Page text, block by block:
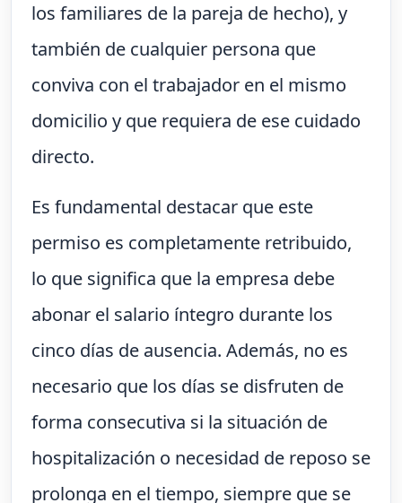
los familiares de la pareja de hecho), y
también de cualquier persona que
conviva con el trabajador en el mismo
domicilio y que requiera de ese cuidado
directo.
Es fundamental destacar que este
permiso es completamente retribuido,
lo que significa que la empresa debe
abonar el salario íntegro durante los
cinco días de ausencia. Además, no es
necesario que los días se disfruten de
forma consecutiva si la situación de
hospitalización o necesidad de reposo se
prolonga en el tiempo, siempre que se